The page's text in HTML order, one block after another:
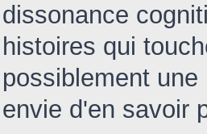
dissonance
histoires qui
possiblement
envie d'en savoir